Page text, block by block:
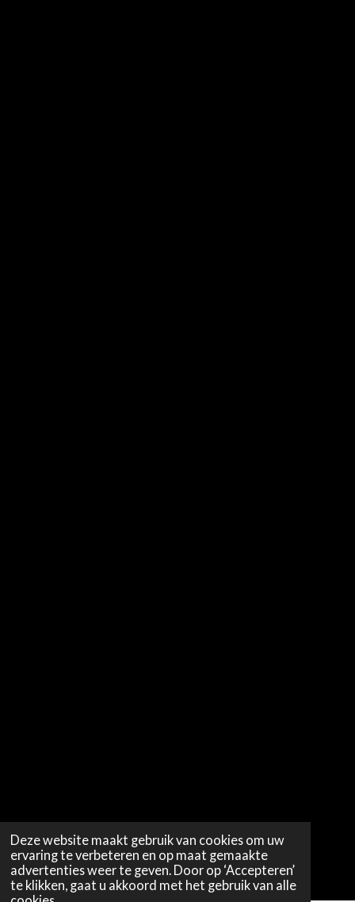
Deze website maakt gebruik van cookies om uw
ervaring te verbeteren en op maat gemaakte
advertenties weer te geven. Door op ‘Accepteren’
te klikken, gaat u akkoord met het gebruik van alle